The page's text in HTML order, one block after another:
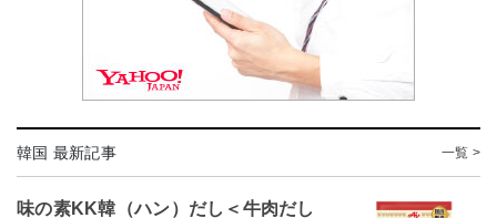
韓国 最新記事 一覧 >
味の素KK韓（ハン）だし＜牛肉だし